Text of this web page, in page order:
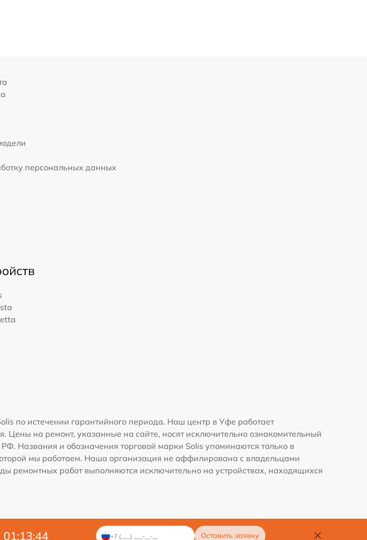
персональных данных
по истечении гарантийного периода. Наш центр в Уфе работает
Цены на ремонт, указанные на сайте, носят исключительно ознакомительный
Названия и обозначения торговой марки Solis упоминаются только в
мы работаем. Наша организация не аффилирована с владельцами
ремонтных работ выполняются исключительно на устройствах, находящихся
01:13:44 Оставить заявку